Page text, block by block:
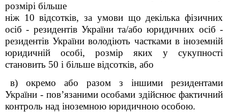
розмірі більше
ніж 10 відсотків, за умови що декілька фізичних
осіб - резидентів України та/або юридичних осіб -
резидентів України володіють частками в іноземній
юридичній особі, розмір яких у сукупності
становить 50 і більше відсотків, або
в) окремо або разом з іншими резидентами
України - пов’язаними особами здійснює фактичний
контроль над іноземною юридичною особою.